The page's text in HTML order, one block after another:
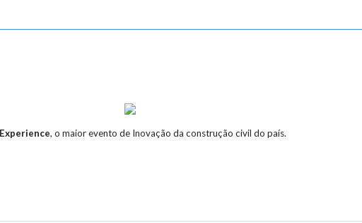
, o maior evento de Inovação da construção civil do país.